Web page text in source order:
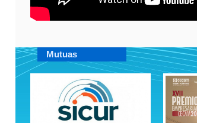
Mutuas